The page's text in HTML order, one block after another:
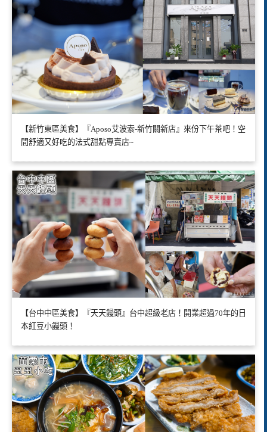
【新竹東區美食】『Aposo艾波索-新竹關新店』來份下午茶吧！空
間舒適又好吃的法式甜點專賣店~
【台中中區美食】『天天饅頭』台中超級老店！開業超過70年的日
本紅豆小饅頭！